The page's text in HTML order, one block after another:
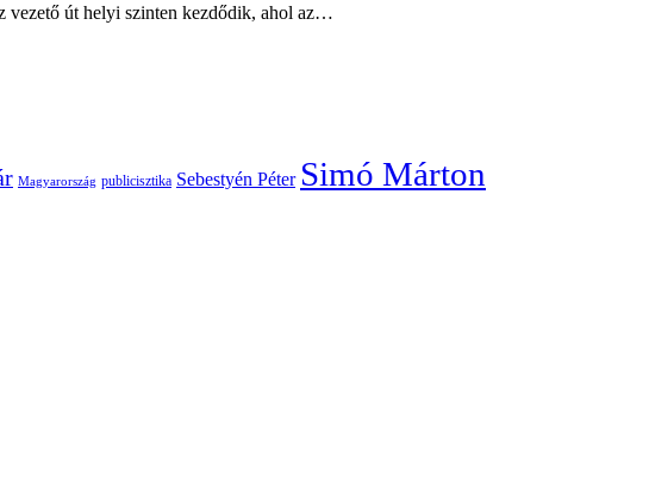
vezető út helyi szinten kezdődik, ahol az…
Magyarország publicisztika Sebestyén Péter Simó Márton